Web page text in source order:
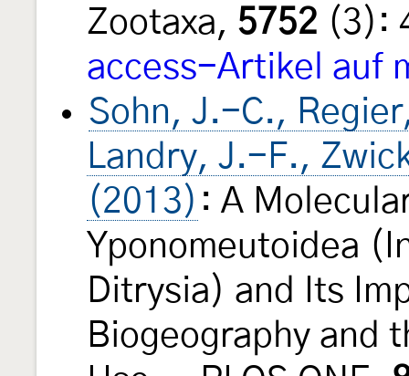
Zootaxa, 5752 (3):
access-Artikel auf
Sohn, J.-C.,
Landry, J.-F.,
(2013) : A
Yponomeutoidea
Ditrysia) and Its
Biogeography and